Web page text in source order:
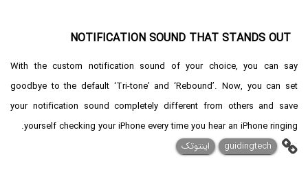
NOTIFICATION SOUND THAT STANDS OUT
With the custom notification sound of your choice, you can say
goodbye to the default ‘Tri-tone’ and ‘Rebound’. Now, you can set
your notification sound completely different from others and save
yourself checking your iPhone every time you hear an iPhone ringing.
guidingtech
اینتوتک